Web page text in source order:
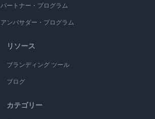
パートナー・プログラム
アンバサダー・プログラム
リソース
ブランディング ツール
ブログ
カテゴリー